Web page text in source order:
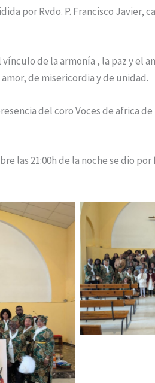
por Rvdo. P. Francisco Javier,
de la armonía , la paz y el
de misericordia y de unidad.
del coro Voces de africa
las 21:00h de la noche se dio